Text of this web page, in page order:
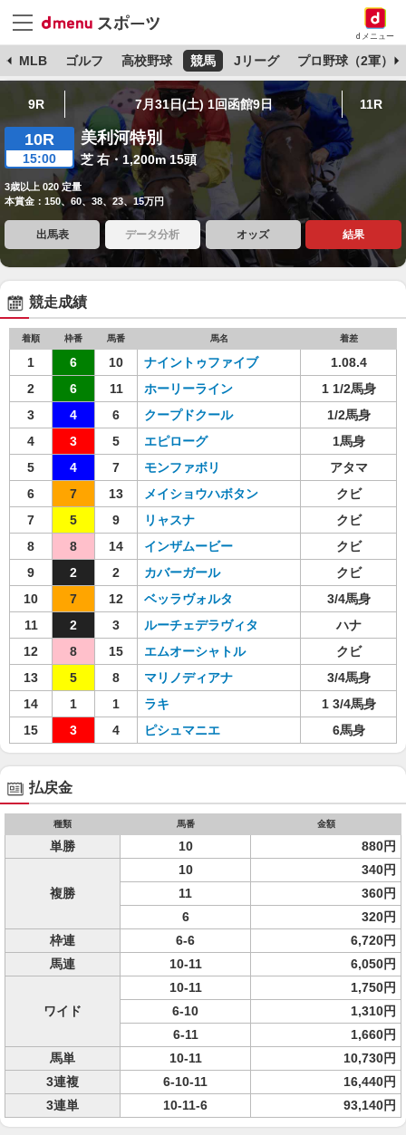
dメニュー
MLB ゴルフ 高校野球 競馬 Jリーグ プロ野球（2軍）
9R 7月31日(土) 1回函館9日 11R
10R
15:00
美利河特別
芝 右・1,200m 15頭
3歳以上 020 定量
本賞金：150、60、38、23、15万円
出馬表 データ分析 オッズ 結果
競走成績
着順 枠番 馬番 馬名 着差
1 6 10 ナイントゥファイブ
1.08.4
2
6 11 ホーリーライン
1 1/2馬身
3
4 6 クープドクール
1/2馬身
4
3 5 エピローグ
1馬身
5
4 7 モンファボリ
アタマ
6
7 13 メイショウハボタン
クビ
7
5 9 リャスナ
クビ
8
8 14 インザムービー
クビ
9
2 2 カバーガール
クビ
10
7 12 ベッラヴォルタ
3/4馬身
11
2 3 ルーチェデラヴィタ
ハナ
12
8 15 エムオーシャトル
クビ
13
5 8 マリノディアナ
3/4馬身
14
1 1 ラキ
1 3/4馬身
15
3 4 ピシュマニエ 6馬身
払戻金
種類 馬番 金額
単勝 10 880円
複勝
10
340円
11
360円
6
320円
枠連
6-6
6,720円
馬連
10-11 6,050円
ワイド
10-11
1,750円
6-10
1,310円
6-11
1,660円
馬単
10-11
10,730円
3連複
6-10-11
16,440円
3連単
10-11-6 93,140円